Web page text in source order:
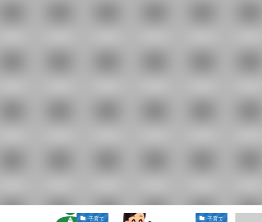
子育て